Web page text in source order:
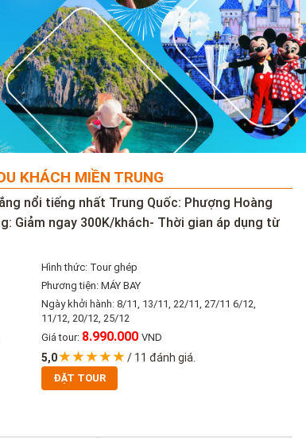
KHÁCH MIỀN TRUNG
nổi tiếng nhất Trung Quốc: Phượng Hoàng
Giảm ngay 300K/khách- Thời gian áp dụng từ
Hình thức: Tour ghép
Phương tiện: MÁY BAY
Ngày khởi hành: 8/11, 13/11, 22/11, 27/11 6/12,
11/12, 20/12, 25/12
Giá tour: 8.990.000VND
5,0 / 11 đánh giá.
ĐẶT TOUR